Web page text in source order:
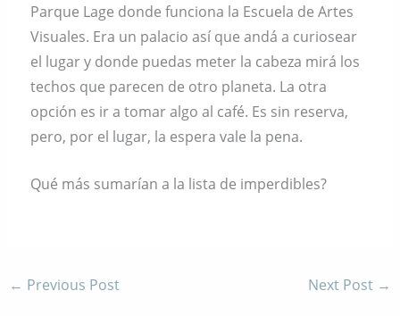
Parque Lage donde funciona la Escuela de Artes
Visuales. Era un palacio así que andá a curiosear
el lugar y donde puedas meter la cabeza mirá los
techos que parecen de otro planeta. La otra
opción es ir a tomar algo al café. Es sin reserva,
pero, por el lugar, la espera vale la pena.
Qué más sumarían a la lista de imperdibles?
← Previous Post Next Post →